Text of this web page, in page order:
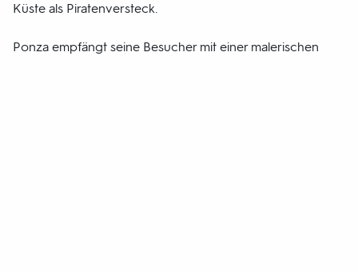
Küste als Piratenversteck.
Ponza empfängt seine Besucher mit einer malerischen